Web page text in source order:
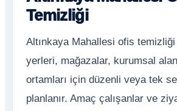
Temizliği
Altınkaya Mahallesi ofis
yerleri, mağazalar, kurumsal
ortamları için düzenli veya tek
planlanır. Amaç çalışanlar ve